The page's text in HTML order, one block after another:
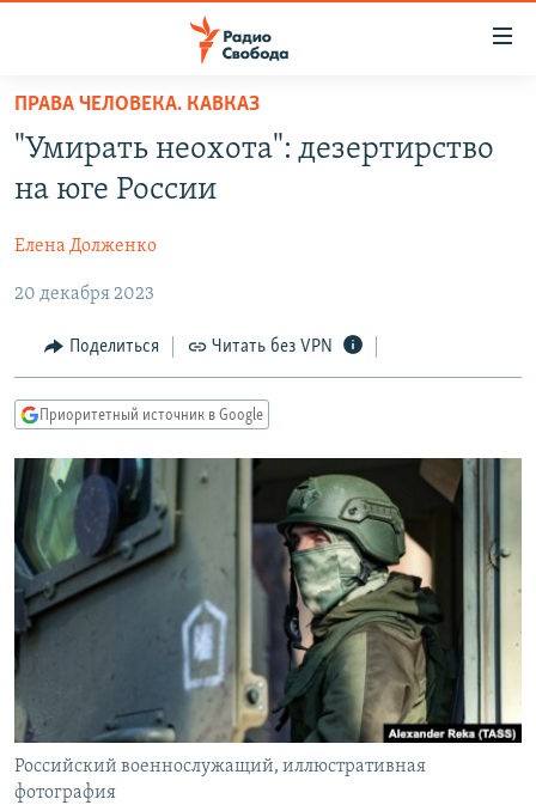
упрощенного
доступа
основному
Вернутся
главной
навигации
Вернутся
поиску
ПРОГРАММЫ
ПОДКАСТЫ
ЦИТАТЫ СВОБОДЫ
МНЕНИЯ
КУЛЬТУРА
IDEL.РЕАЛИИ
КАВКАЗ.РЕАЛИИ
СЕВЕР.РЕАЛИИ
СИБИРЬ.РЕАЛИИ
РАСПИСАНИЕ ВЕЩАНИЯ
ПОДПИШИТЕСЬ НА РАССЫЛКУ
ПРАВА ЧЕЛОВЕКА. КАВКАЗ
"Умирать неохота": дезертирство
на юге России
Елена Долженко
20 декабря 2023
Поделиться Читать без VPN
Приоритетный источник в Google
Российский военнослужащий, иллюстративная
фотография